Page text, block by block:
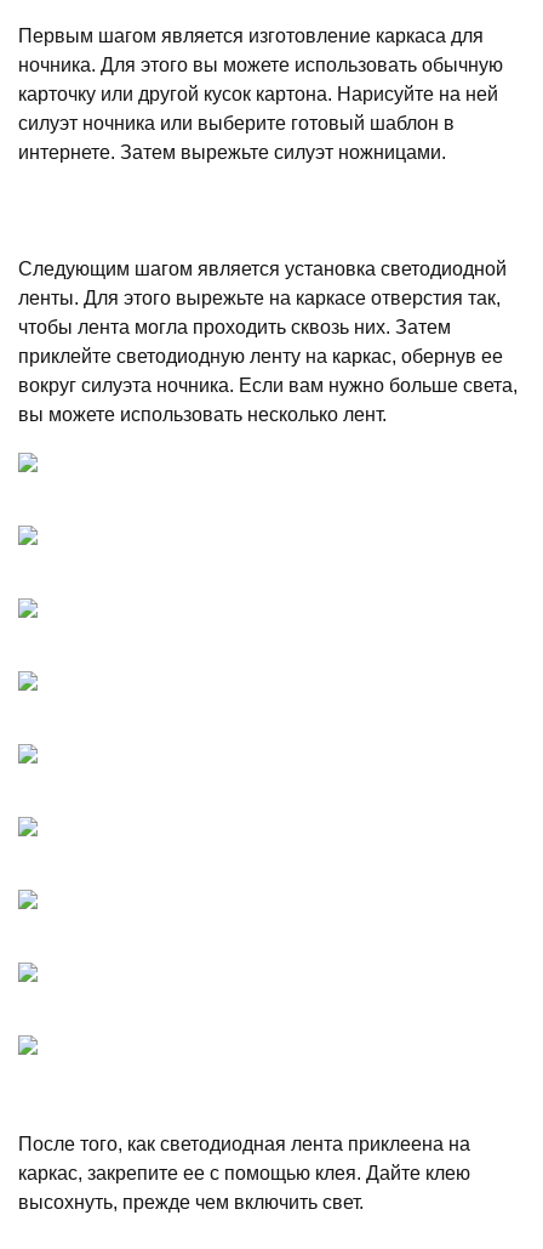
Первым шагом является изготовление каркаса для
ночника. Для этого вы можете использовать обычную
карточку или другой кусок картона. Нарисуйте на ней
силуэт ночника или выберите готовый шаблон в
интернете. Затем вырежьте силуэт ножницами.
Следующим шагом является установка светодиодной
ленты. Для этого вырежьте на каркасе отверстия так,
чтобы лента могла проходить сквозь них. Затем
приклейте светодиодную ленту на каркас, обернув ее
вокруг силуэта ночника. Если вам нужно больше света,
вы можете использовать несколько лент.
После того, как светодиодная лента приклеена на
каркас, закрепите ее с помощью клея. Дайте клею
высохнуть, прежде чем включить свет.